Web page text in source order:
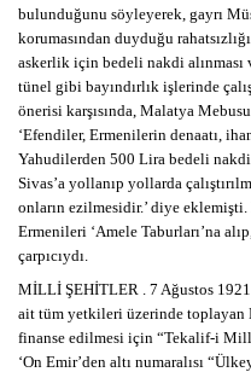
bulunduğunu söyleyerek, gayrı
korumasından duyduğu
askerlik için bedeli nakdi
tünel gibi bayındırlık işlerinde
önerisi karşısında, Malatya
‘Efendiler, Ermenilerin denaatı,
Yahudilerden 500 Lira bedeli nakdi
Sivas’a yollanıp yollarda
onların ezilmesidir.’ diye
Ermenileri ‘Amele Taburları’na
çarpıcıydı.
MİLLİ ŞEHİTLER . 7 Ağustos
ait tüm yetkileri üzerinde toplayan
finanse edilmesi için “Tekalif-i
‘On Emir’den altı numaralısı